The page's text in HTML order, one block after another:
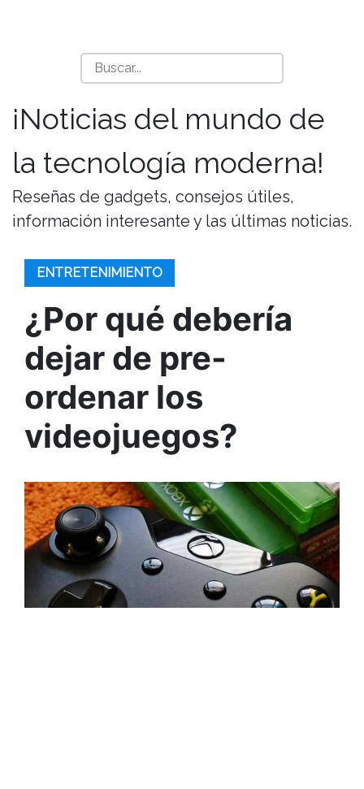
¡Noticias del mundo de
la tecnología moderna!
Reseñas de gadgets, consejos útiles,
información interesante y las últimas noticias.
ENTRETENIMIENTO
¿Por qué debería
dejar de pre-
ordenar los
videojuegos?